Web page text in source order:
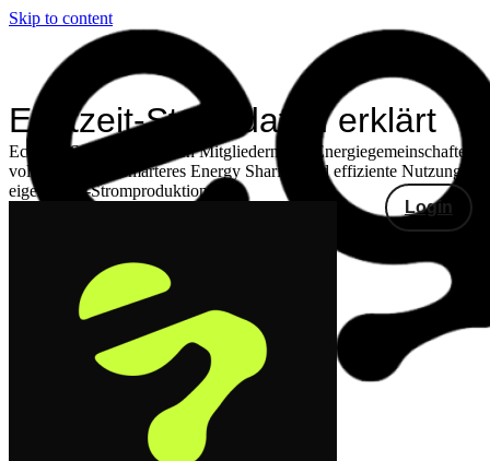
Skip to content
Echtzeitdaten
Echtzeitdaten
Lösungen
Privat
Gewerbe
Gemeinden
Login
Echtzeit-Stromdaten erklärt
Echtzeit-Stromdaten geben Mitgliedern von Energiegemeinschaften
volle Kontrolle, smarteres Energy Sharing und effiziente Nutzung
eigener PV-Stromproduktion.